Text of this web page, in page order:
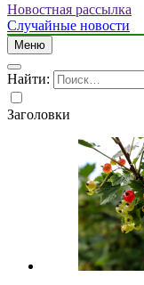
Новостная рассылка
Случайные новости
Меню
Найти:
Заголовки